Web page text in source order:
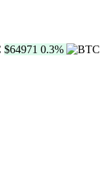
$64971 0.3%